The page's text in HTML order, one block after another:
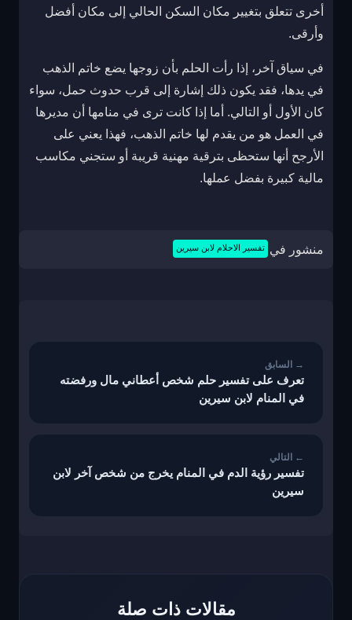
أخرى تتعلق بتغيير مكان السكن الحالي إلى مكان أفضل
وأرقى.
في سياق آخر، إذا رأت الحلم بأن زوجها يضع خاتم الذهب
في يدها، فقد يكون ذلك إشارة إلى قرب حدوث حمل، سواء
كان الأول أو التالي. أما إذا كانت ترى في منامها أن مديرها
في العمل هو من يقدم لها خاتم الذهب، فهذا يعني على
الأرجح أنها ستحظى بترقية مهنية قريبة أو ستجني مكاسب
مالية كبيرة بفضل عملها.
منشور في تفسير الاحلام لابن سيرين
تعرف على تفسير حلم شخص أعطاني مال ورفضته
في المنام لابن سيرين
تفسير رؤية الدم في المنام يخرج من شخص آخر لابن
سيرين
مقالات ذات صلة